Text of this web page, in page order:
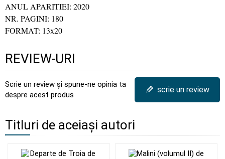
ANUL APARITIEI: 2020
NR. PAGINI: 180
FORMAT: 13x20
REVIEW-URI
Scrie un review și spune-ne opinia ta
despre acest produs
✎ scrie un review
Titluri de aceiași autori